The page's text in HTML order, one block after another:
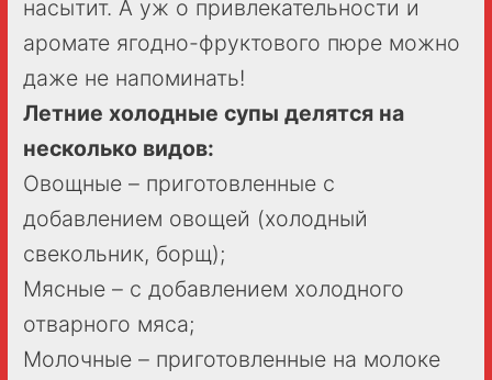
насытит. А уж о привлекательности и
аромате ягодно-фруктового пюре можно
даже не напоминать!
Летние холодные супы делятся на
несколько видов:
Овощные – приготовленные с
добавлением овощей (холодный
свекольник, борщ);
Мясные – с добавлением холодного
отварного мяса;
Молочные – приготовленные на молоке